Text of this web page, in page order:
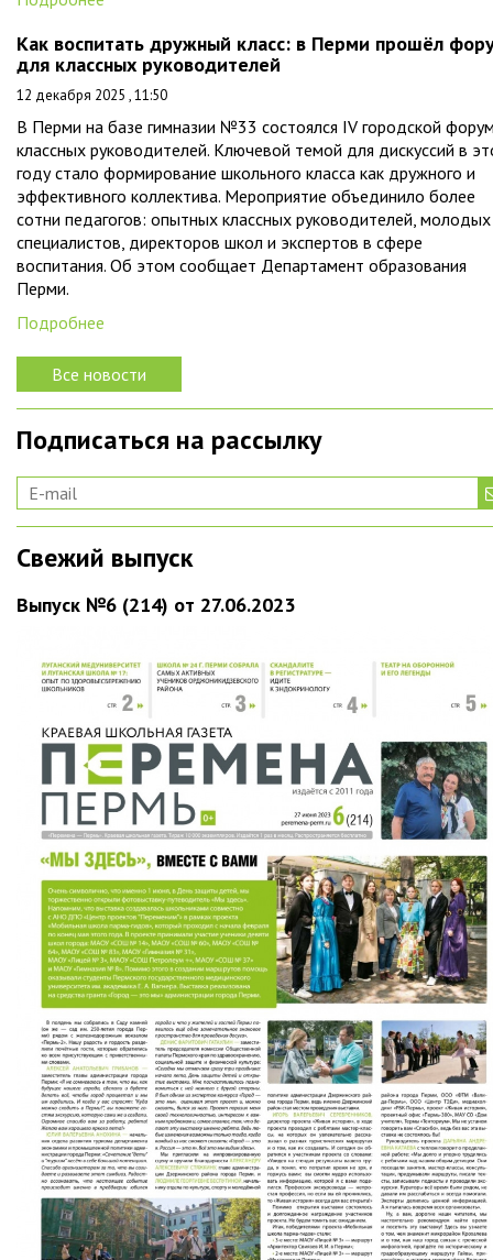
Как воспитать дружный класс: в Перми прошёл
для классных руководителей
12 декабря 2025 , 11:50
В Перми на базе гимназии №33 состоялся IV городской
классных руководителей. Ключевой темой для дискуссий в
году стало формирование школьного класса как дружного и
эффективного коллектива. Мероприятие объединило более
сотни педагогов: опытных классных руководителей, молодых
специалистов, директоров школ и экспертов в сфере
воспитания. Об этом сообщает Департамент образования
Перми.
Подробнее
Все новости
Подписаться на рассылку
Свежий выпуск
Выпуск №6 (214) от 27.06.2023